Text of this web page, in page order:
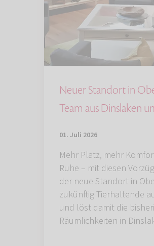
Neuer Standort in
Team aus Dinslaken
01. Juli 2026
Mehr Platz, mehr
Ruhe – mit diesen
der neue Standort in
zukünftig Tierhaltende
und löst damit die
Räumlichkeiten in